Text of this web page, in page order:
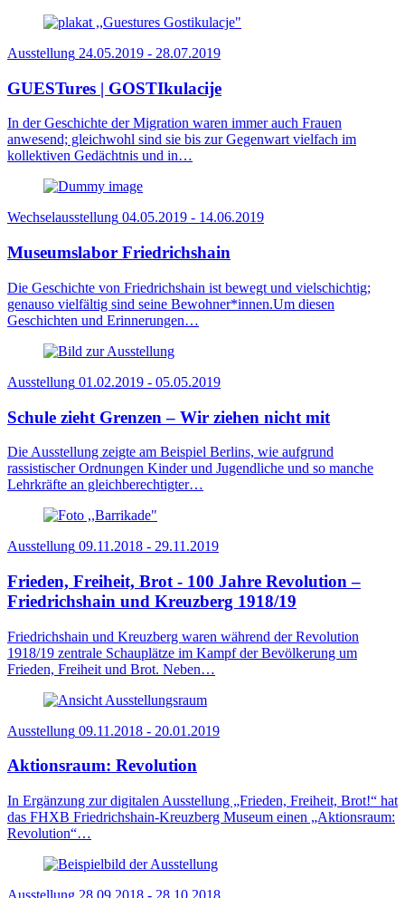
Ausstellung 24.05.2019 - 28.07.2019
GUESTures | GOSTIkulacije
In der Geschichte der Migration waren immer auch Frauen
anwesend; gleichwohl sind sie bis zur Gegenwart vielfach im
kollektiven Gedächtnis und in…
Wechselausstellung 04.05.2019 - 14.06.2019
Museumslabor Friedrichshain
Die Geschichte von Friedrichshain ist bewegt und vielschichtig;
genauso vielfältig sind seine Bewohner*innen.Um diesen
Geschichten und Erinnerungen…
Ausstellung 01.02.2019 - 05.05.2019
Schule zieht Grenzen – Wir ziehen nicht mit
Die Ausstellung zeigte am Beispiel Berlins, wie aufgrund
rassistischer Ordnungen Kinder und Jugendliche und so manche
Lehrkräfte an gleichberechtigter…
Ausstellung 09.11.2018 - 29.11.2019
Frieden, Freiheit, Brot - 100 Jahre Revolution –
Friedrichshain und Kreuzberg 1918/19
Friedrichshain und Kreuzberg waren während der Revolution
1918/19 zentrale Schauplätze im Kampf der Bevölkerung um
Frieden, Freiheit und Brot. Neben…
Ausstellung 09.11.2018 - 20.01.2019
Aktionsraum: Revolution
In Ergänzung zur digitalen Ausstellung „Frieden, Freiheit, Brot!“ hat
das FHXB Friedrichshain-Kreuzberg Museum einen „Aktionsraum:
Revolution“…